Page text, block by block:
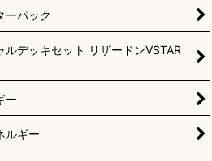
ーパック
ルデッキセット リザードンVSTAR
ー
ルギー